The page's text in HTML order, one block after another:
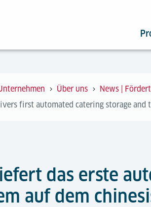
Über uns
News |
first automated catering storage
das erste
auf dem